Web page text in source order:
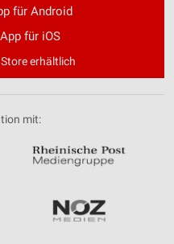
für Android
für iOS
erhältlich
mit: